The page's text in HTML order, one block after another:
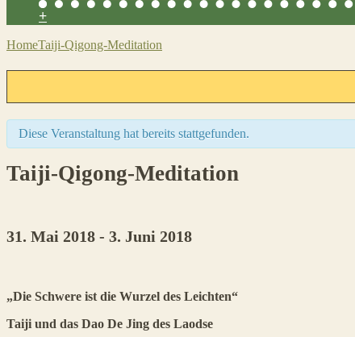
+
HomeTaiji-Qigong-Meditation
Diese Veranstaltung hat bereits stattgefunden.
Taiji-Qigong-Meditation
31. Mai 2018 - 3. Juni 2018
Veranstaltung
Navigation
„Die Schwere ist die Wurzel des Leichten“
Taiji und das Dao De Jing des Laodse